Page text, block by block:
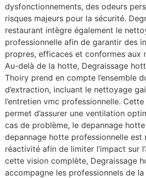
dysfonctionnements, des odeurs
risques majeurs pour la sécurité.
restaurant intègre également le
professionnelle afin de garantir des
propres, efficaces et conformes aux
Au-delà de la hotte, Degraissage
Thoiry prend en compte l’ensemble
d’extraction, incluant le nettoyage
l’entretien vmc professionnelle.
permet d’assurer une ventilation
cas de problème, le depannage
depannage hotte professionnelle est
réactivité afin de limiter l’impact sur
cette vision complète, Degraissage
accompagne les professionnels de